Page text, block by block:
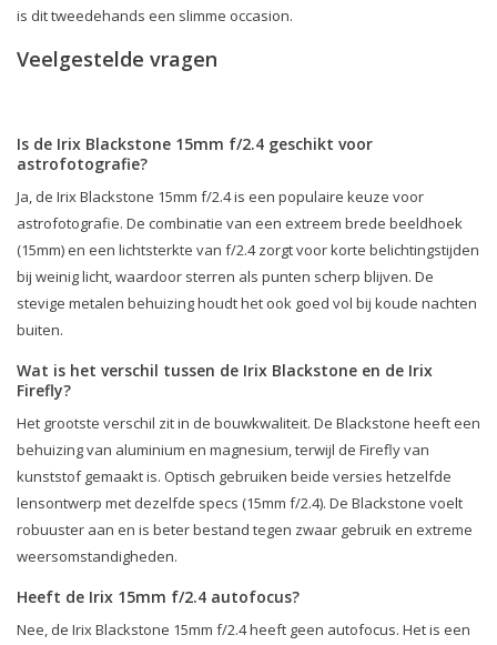
is dit tweedehands een slimme occasion.
Veelgestelde vragen
Is de Irix Blackstone 15mm f/2.4 geschikt voor
astrofotografie?
Ja, de Irix Blackstone 15mm f/2.4 is een populaire keuze voor
astrofotografie. De combinatie van een extreem brede beeldhoek
(15mm) en een lichtsterkte van f/2.4 zorgt voor korte belichtingstijden
bij weinig licht, waardoor sterren als punten scherp blijven. De
stevige metalen behuizing houdt het ook goed vol bij koude nachten
buiten.
Wat is het verschil tussen de Irix Blackstone en de Irix
Firefly?
Het grootste verschil zit in de bouwkwaliteit. De Blackstone heeft een
behuizing van aluminium en magnesium, terwijl de Firefly van
kunststof gemaakt is. Optisch gebruiken beide versies hetzelfde
lensontwerp met dezelfde specs (15mm f/2.4). De Blackstone voelt
robuuster aan en is beter bestand tegen zwaar gebruik en extreme
weersomstandigheden.
Heeft de Irix 15mm f/2.4 autofocus?
Nee, de Irix Blackstone 15mm f/2.4 heeft geen autofocus. Het is een